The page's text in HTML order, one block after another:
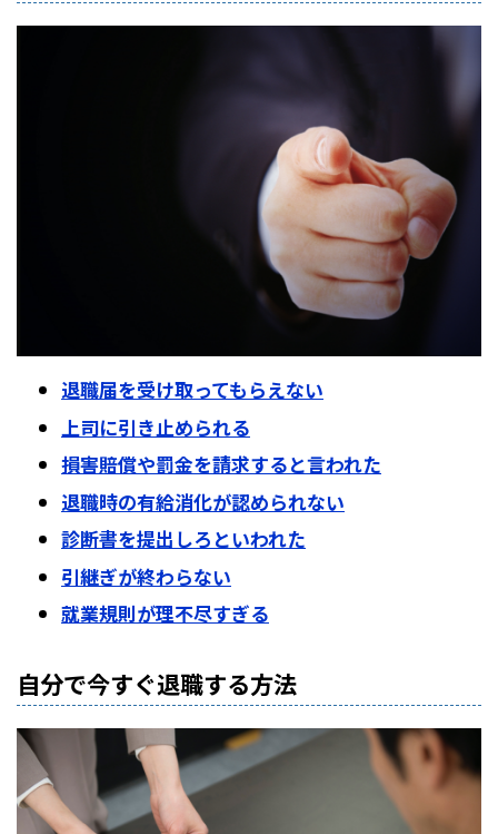
退職届を受け取ってもらえない
上司に引き止められる
損害賠償や罰金を請求すると言われた
退職時の有給消化が認められない
診断書を提出しろといわれた
引継ぎが終わらない
就業規則が理不尽すぎる
自分で今すぐ退職する方法